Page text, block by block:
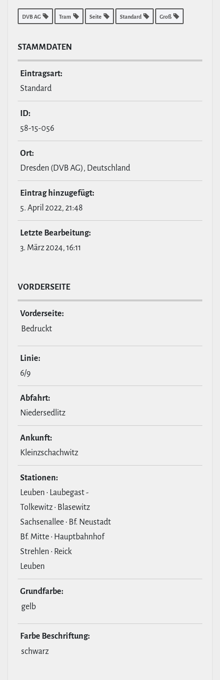
DVB AG Tram Seite Standard Groß
STAMM­DATEN
Ein­tragsart:
Standard
ID:
58-15-056
Ort:
Dresden (DVB AG), Deutschland
Eintrag hin­zu­ge­fügt:
5. April 2022, 21:48
Letzte Bear­bei­tung:
3. März 2024, 16:11
VOR­DER­SEITE
Vor­der­seite:
Bedruckt
Linie:
6/9
Abfahrt:
Niedersedlitz
Ankunft:
Kleinzschachwitz
Stationen:
Leuben • Laubegast -
Tolkewitz • Blasewitz
Sachsenallee • Bf. Neustadt
Bf. Mitte • Hauptbahnhof
Strehlen • Reick
Leuben
Grund­farbe:
gelb
Farbe Beschrif­tung:
schwarz